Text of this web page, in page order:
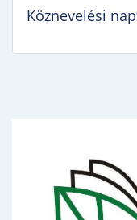
Köznevelési